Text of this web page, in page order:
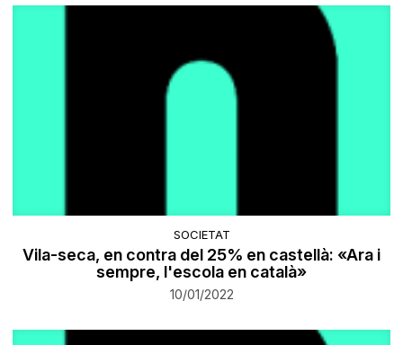
SOCIETAT
Vila-seca, en contra del 25% en castellà: «Ara i
sempre, l'escola en català»
10/01/2022